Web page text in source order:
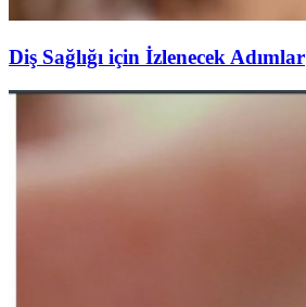
Diş Sağlığı için İzlenecek Adımlar